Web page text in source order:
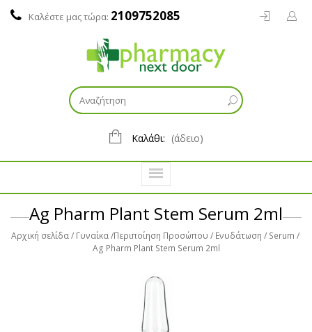
Καλέστε μας τώρα: 2109752085
Καλάθι: (άδειο)
Ag Pharm Plant Stem Serum 2ml
Αρχική σελίδα Γυναίκα Περιποίηση Προσώπου Ενυδάτωση
Serum
Ag Pharm Plant Stem Serum 2ml